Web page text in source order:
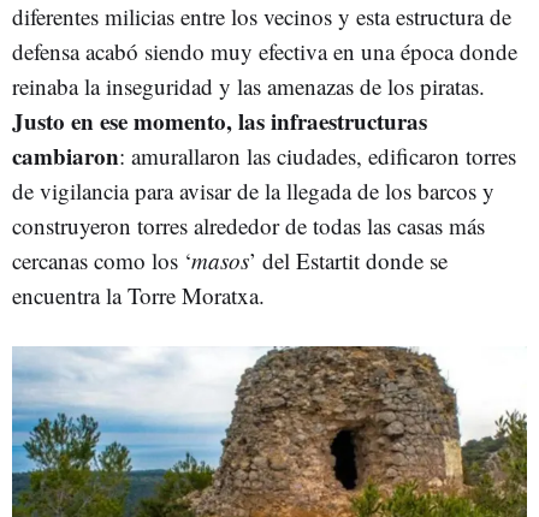
diferentes milicias entre los vecinos y esta estructura de
defensa acabó siendo muy efectiva en una época donde
reinaba la inseguridad y las amenazas de los piratas.
Justo en ese momento, las infraestructuras
cambiaron: amurallaron las ciudades, edificaron torres
de vigilancia para avisar de la llegada de los barcos y
construyeron torres alrededor de todas las casas más
cercanas como los ‘masos’ del Estartit donde se
encuentra la Torre Moratxa.